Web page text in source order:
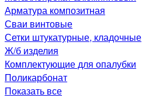
Арматура композитная
Сваи винтовые
Сетки штукатурные, кладочные
Ж/б изделия
Комплектующие для опалубки
Поликарбонат
Показать все